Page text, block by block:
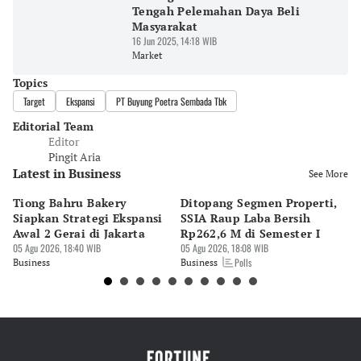
Tengah Pelemahan Daya Beli
Masyarakat
16 Jun 2025, 14:18 WIB
Market
Topics
Target Ekspansi PT Buyung Poetra Sembada Tbk
Editorial Team
Editor
Pingit Aria
Latest in Business See More
Tiong Bahru Bakery
Siapkan Strategi Ekspansi
Awal 2 Gerai di Jakarta
05 Agu 2026, 18:40 WIB
Business
Ditopang Segmen Properti,
SSIA Raup Laba Bersih
Rp262,6 M di Semester I
05 Agu 2026, 18:08 WIB
Business Polls